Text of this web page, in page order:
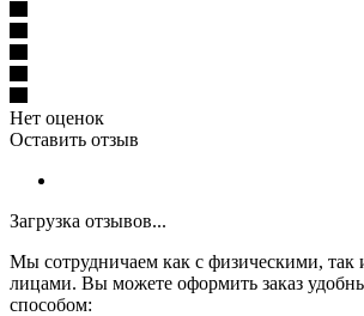
Нет оценок
Оставить отзыв
Загрузка отзывов...
Мы сотрудничаем как с физическими,
лицами. Вы можете оформить заказ
способом: